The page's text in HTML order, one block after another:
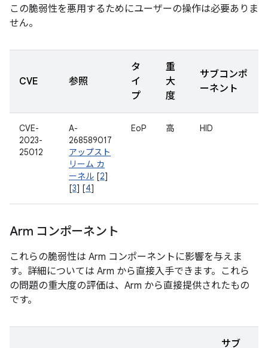
この脆弱性を悪用するためにユーザーの操作は必要ありま
せん。
CVE 参照
タ
イ
プ
重
大
度
サブコンポ
ーネント
CVE-
2023-
25012
A-
268589017
アップスト
リーム カ
ーネル [2]
[3] [4]
EoP 高 HID
Arm コンポーネント
これらの脆弱性は Arm コンポーネントに影響を与えま
す。詳細については Arm から直接入手できます。これら
の問題の重大度の評価は、Arm から直接提供されたもの
です。
サブ